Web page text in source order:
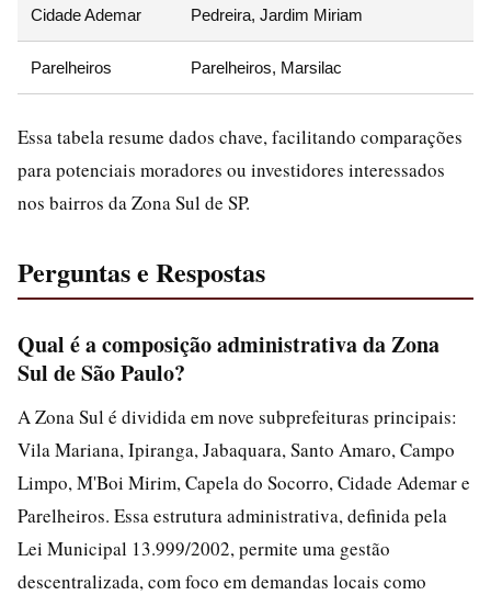
Cidade Ademar Pedreira, Jardim Miriam
Parelheiros Parelheiros, Marsilac
Essa tabela resume dados chave, facilitando comparações
para potenciais moradores ou investidores interessados
nos bairros da Zona Sul de SP.
Perguntas e Respostas
Qual é a composição administrativa da Zona
Sul de São Paulo?
A Zona Sul é dividida em nove subprefeituras principais:
Vila Mariana, Ipiranga, Jabaquara, Santo Amaro, Campo
Limpo, M'Boi Mirim, Capela do Socorro, Cidade Ademar e
Parelheiros. Essa estrutura administrativa, definida pela
Lei Municipal 13.999/2002, permite uma gestão
descentralizada, com foco em demandas locais como